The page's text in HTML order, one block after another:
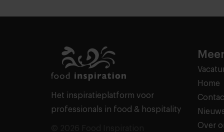
Het inspiratieplatform voor
professionals in food & hospitality
Home
Over